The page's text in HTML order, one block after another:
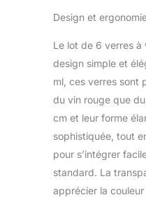
Design et
Le lot de 6 verres
design simple et
ml, ces verres sont
du vin rouge que
cm et leur forme
sophistiquée, tout
pour s’intégrer
standard. La
apprécier la